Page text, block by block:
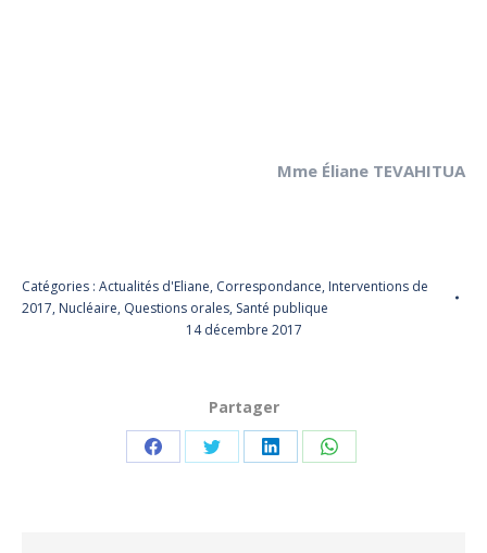
Mme Éliane TEVAHITUA
Catégories : Actualités d'Eliane, Correspondance, Interventions de
2017, Nucléaire, Questions orales, Santé publique
14 décembre 2017
Partager
PartagerPartagerPartagerPartager